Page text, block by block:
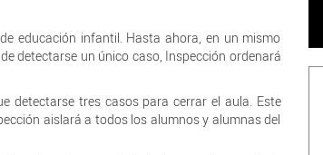
educación infantil. Hasta ahora, en un mismo
detectarse un único caso, Inspección ordenará
detectarse tres casos para cerrar el aula. Este
aislará a todos los alumnos y alumnas del